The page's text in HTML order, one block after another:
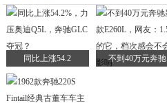
同比上涨54.2 不到40万元奔驰